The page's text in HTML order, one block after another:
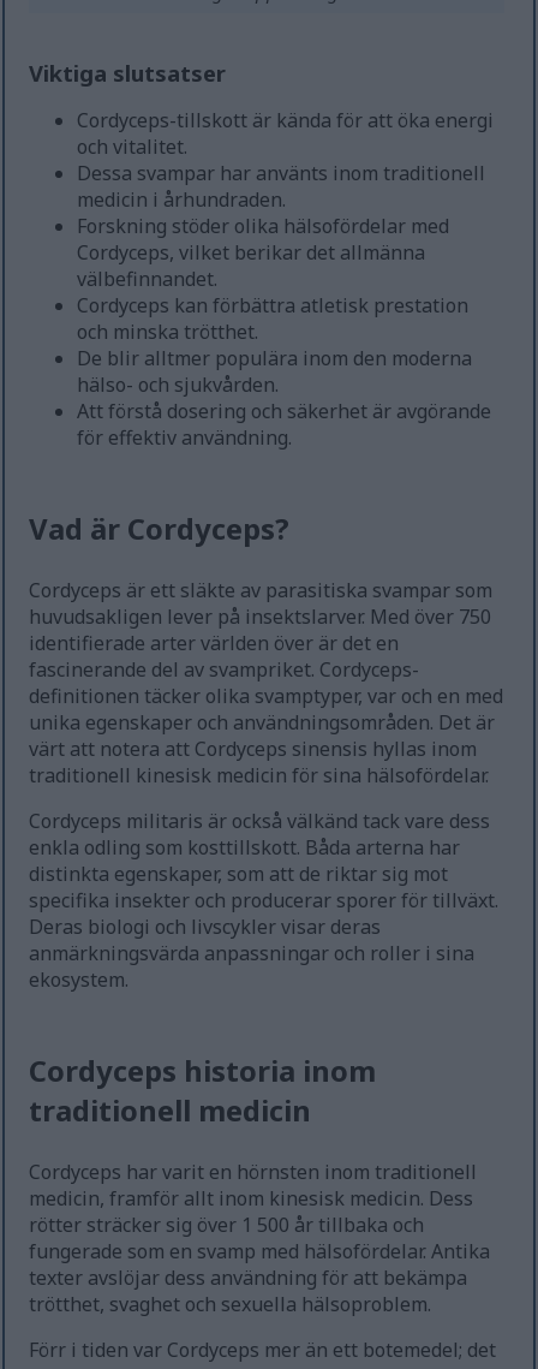
Viktiga slutsatser
Cordyceps-tillskott är kända för att öka energi
och vitalitet.
Dessa svampar har använts inom traditionell
medicin i århundraden.
Forskning stöder olika hälsofördelar med
Cordyceps, vilket berikar det allmänna
välbefinnandet.
Cordyceps kan förbättra atletisk prestation
och minska trötthet.
De blir alltmer populära inom den moderna
hälso- och sjukvården.
Att förstå dosering och säkerhet är avgörande
för effektiv användning.
Vad är Cordyceps?
Cordyceps är ett släkte av parasitiska svampar som
huvudsakligen lever på insektslarver. Med över 750
identifierade arter världen över är det en
fascinerande del av svampriket. Cordyceps-
definitionen täcker olika svamptyper, var och en med
unika egenskaper och användningsområden. Det är
värt att notera att Cordyceps sinensis hyllas inom
traditionell kinesisk medicin för sina hälsofördelar.
Cordyceps militaris är också välkänd tack vare dess
enkla odling som kosttillskott. Båda arterna har
distinkta egenskaper, som att de riktar sig mot
specifika insekter och producerar sporer för tillväxt.
Deras biologi och livscykler visar deras
anmärkningsvärda anpassningar och roller i sina
ekosystem.
Cordyceps historia inom
traditionell medicin
Cordyceps har varit en hörnsten inom traditionell
medicin, framför allt inom kinesisk medicin. Dess
rötter sträcker sig över 1 500 år tillbaka och
fungerade som en svamp med hälsofördelar. Antika
texter avslöjar dess användning för att bekämpa
trötthet, svaghet och sexuella hälsoproblem.
Förr i tiden var Cordyceps mer än ett botemedel; det